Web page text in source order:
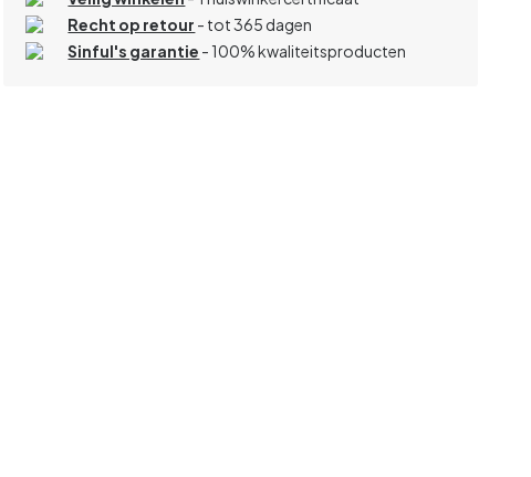
Recht op retour - tot 365 dagen
Sinful's garantie - 100% kwaliteitsproducten